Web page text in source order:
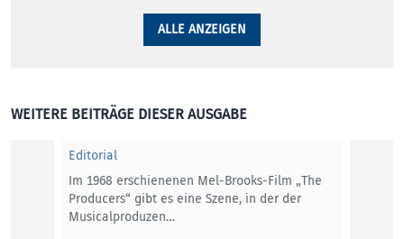
ALLE ANZEIGEN
WEITERE BEITRÄGE DIESER AUSGABE
Editorial
Im 1968 erschienenen Mel-Brooks-Film „The
Producers“ gibt es eine Szene, in der der
Musicalproduzen…